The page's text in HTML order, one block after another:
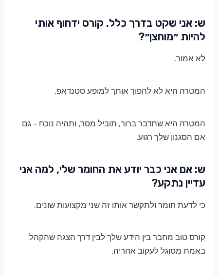
ש: אני שקט בדרך כלל. קורס ידחוף אותי
להיות ״מוחצן״?
לא אמור.
המטרה היא לא להפוך אותך למופע סטנדאפ.
המטרה היא שתדבר ברור, תוביל מסר, ותהיה נוכח – גם
אם הסגנון שלך רגוע.
ש: אם אני כבר יודע את החומר שלי, למה אני
עדיין נתקע?
כי לדעת חומר ולתקשר אותו זה שני מקצועות שונים.
קורס טוב מחבר בין הידע שלך לבין דרך הצגה שהקהל
באמת מסוגל לעקוב אחריה.